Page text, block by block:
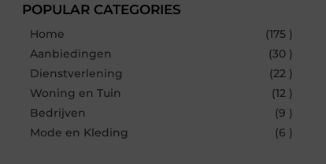
POPULAR CATEGORIES
Home
(175 )
Aanbiedingen
(30 )
Dienstverlening
(22 )
Woning en Tuin
(12 )
Bedrijven
(9 )
Mode en Kleding
(6 )